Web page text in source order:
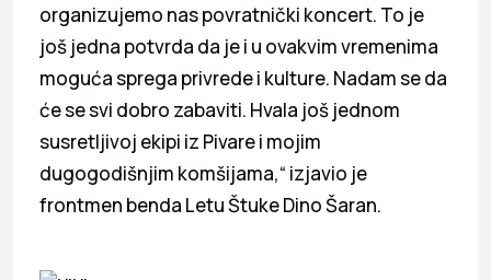
organizujemo nas povratnički koncert. To je
još jedna potvrda da je i u ovakvim vremenima
moguća sprega privrede i kulture. Nadam se da
će se svi dobro zabaviti. Hvala još jednom
susretljivoj ekipi iz Pivare i mojim
dugogodišnjim komšijama,“ izjavio je
frontmen benda Letu Štuke Dino Šaran.